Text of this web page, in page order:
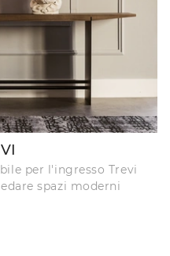
per l'ingresso Trevi
spazi moderni